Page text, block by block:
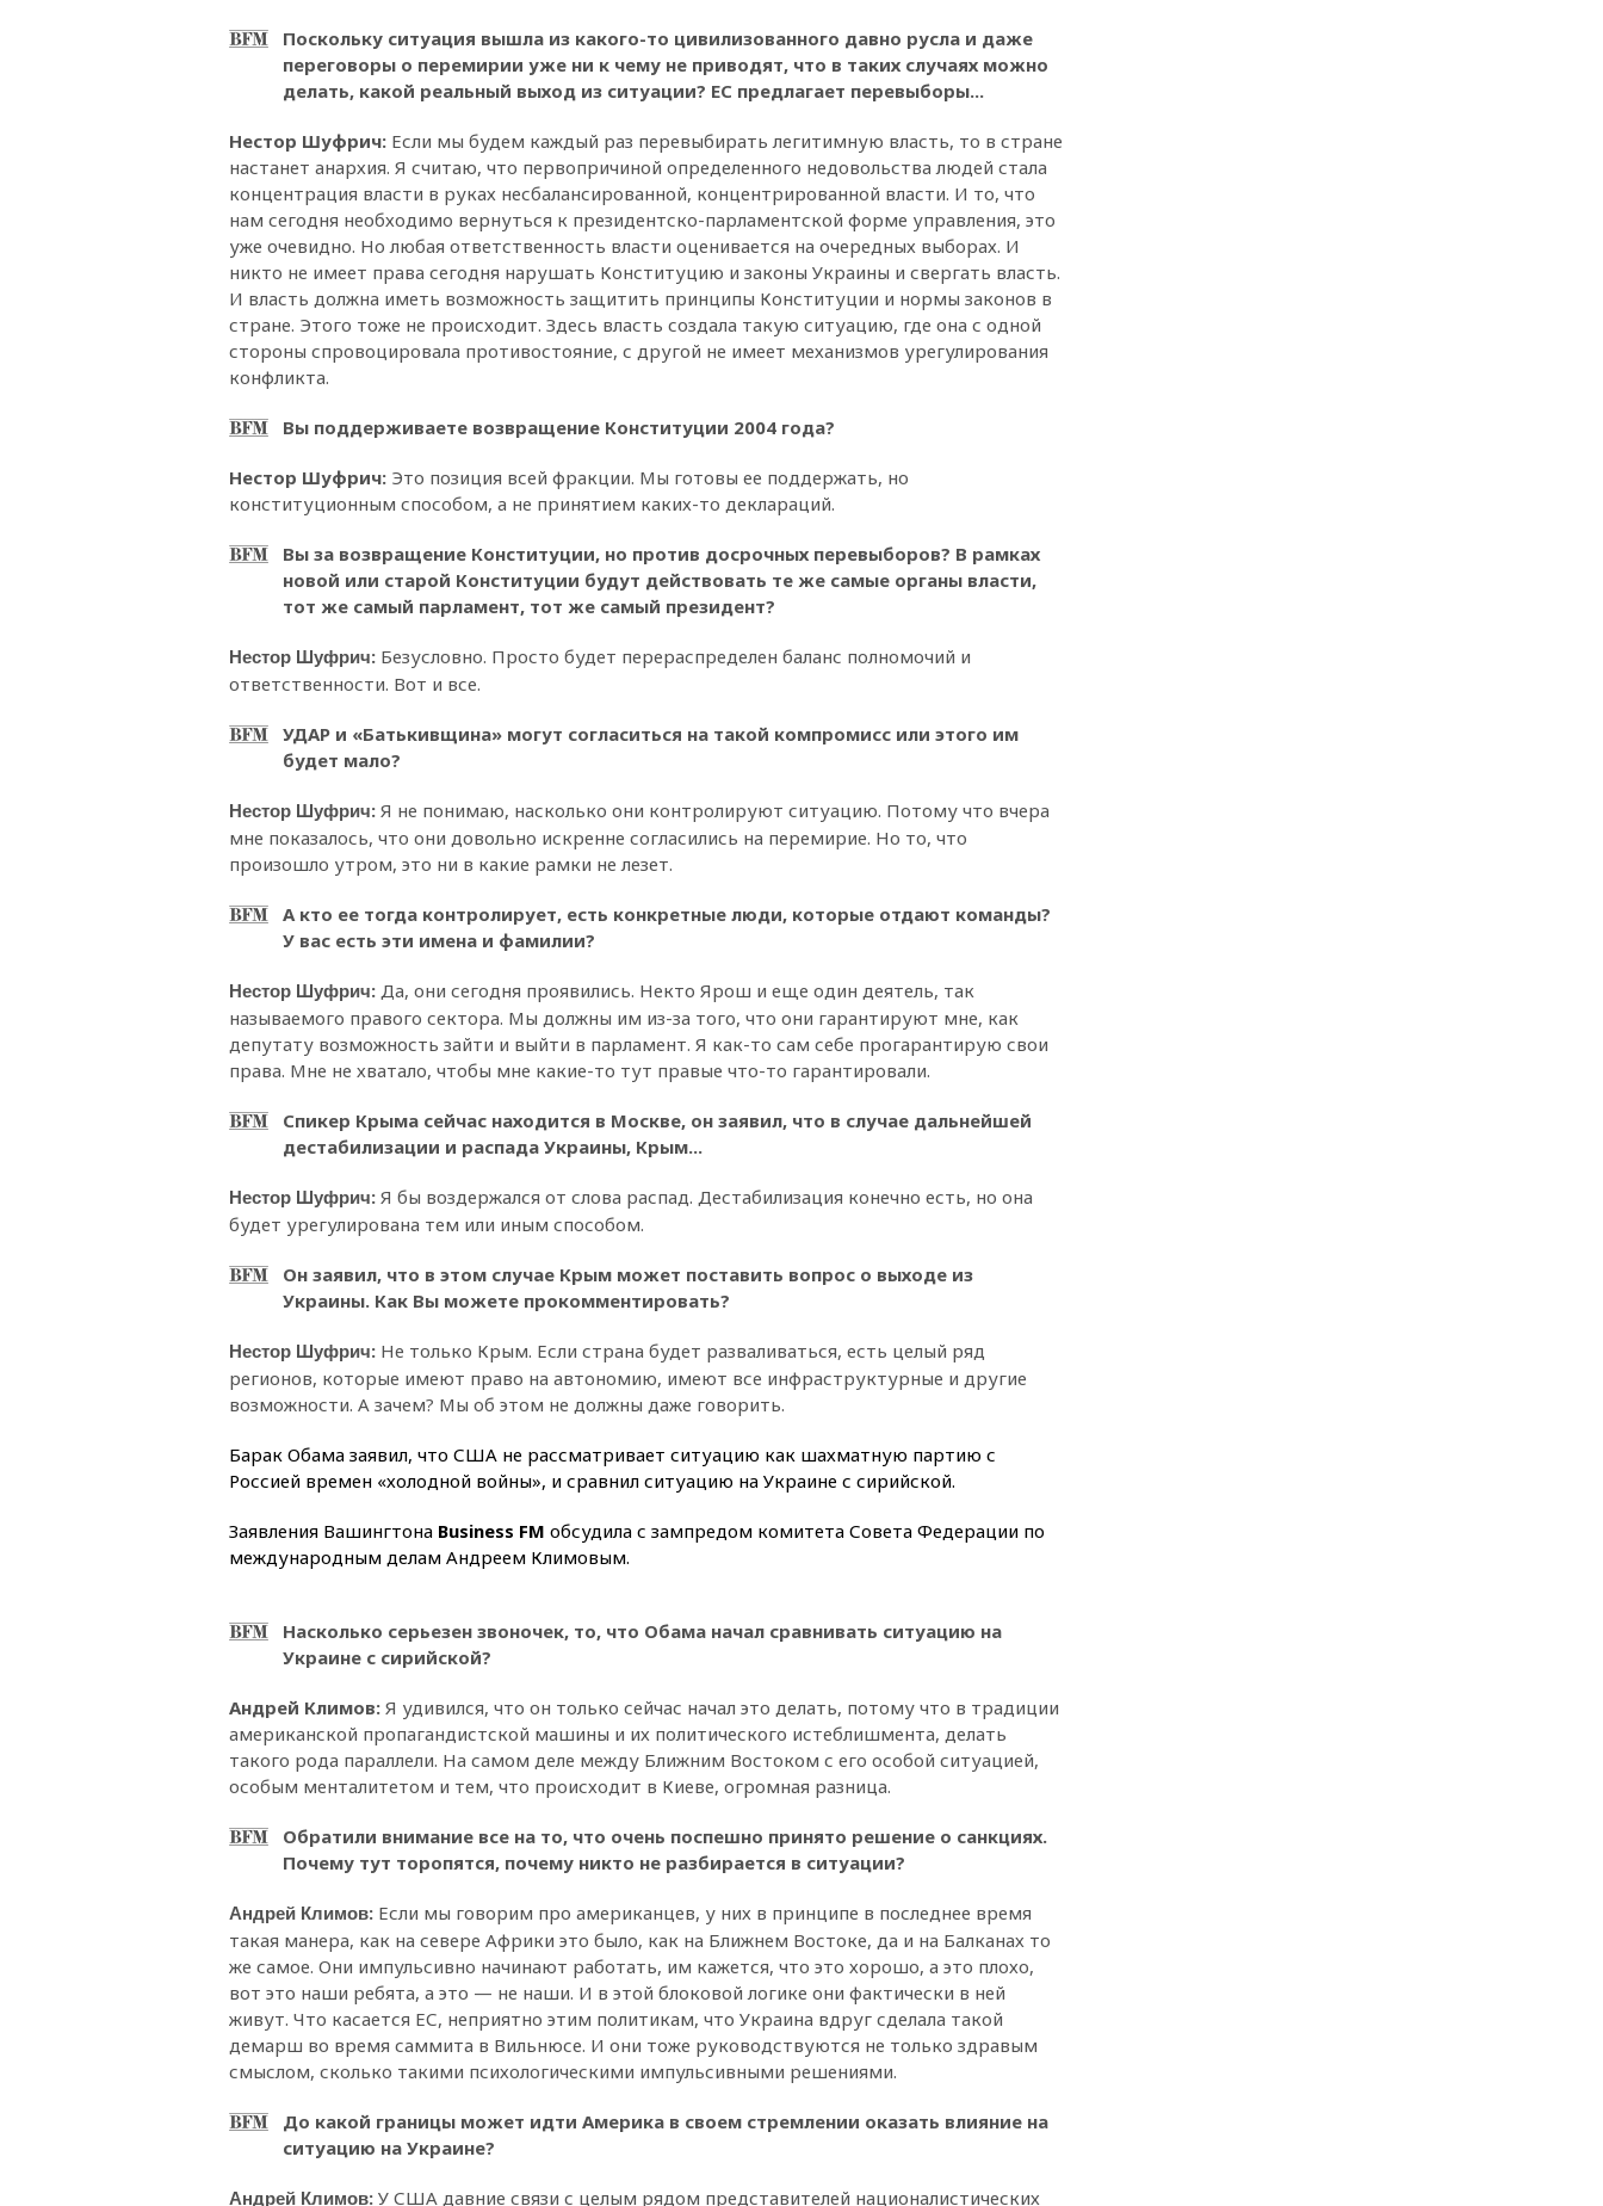
14:21АТОР сообщила о
в России
произошел в рунете
14:14«Ведомости»: Озон банк
не пострадает от британских
санкций
13:58Медведев назвал
Японию вассалом США
13:45В Петербурге достроили
новый тоннель зеленой ветки
метро
сообщения
13:29 Восемь человек
пострадали при наезде
автомобиля на толпу в Омске
13:19WP: Трамп определился
со своим преемником
ребенка в Раменском
пострадали пять человек
отмыванием денег, достигло
рекордного показателя
ребенок погибли при падении
изменятся билеты на
общественный транспорт
12:15 Иран и Оман
согласовали главные пункты
Ормузского пролива
разведданными с Украиной
России
резервуары НПЗ
11:19 МИД России ответил на
бомбардировки
Оверчук заявил о
России и Армении на две
сохранить пост
пяти популярных сетей
фастфуда
СКР рассматривает три
основные версии
10:18В Приморье задержаны
подростки, планировавшие
09:59The Spectator:
отсутствие ракет для Patriot у
Украины приведет к
поражению Киева
09:54 МВД Германии:
инцидент с дроном в
аэропорту Лейпцига —
Поскольку ситуация вышла из какого-то цивилизованного давно русла и даже
переговоры о перемирии уже ни к чему не приводят, что в таких случаях можно
делать, какой реальный выход из ситуации? ЕС предлагает перевыборы...
Нестор Шуфрич: Если мы будем каждый раз перевыбирать легитимную власть, то в стране
настанет анархия. Я считаю, что первопричиной определенного недовольства людей стала
концентрация власти в руках несбалансированной, концентрированной власти. И то, что
нам сегодня необходимо вернуться к президентско-парламентской форме управления, это
уже очевидно. Но любая ответственность власти оценивается на очередных выборах. И
никто не имеет права сегодня нарушать Конституцию и законы Украины и свергать власть.
И власть должна иметь возможность защитить принципы Конституции и нормы законов в
стране. Этого тоже не происходит. Здесь власть создала такую ситуацию, где она с одной
стороны спровоцировала противостояние, с другой не имеет механизмов урегулирования
конфликта.
Вы поддерживаете возвращение Конституции 2004 года?
Нестор Шуфрич: Это позиция всей фракции. Мы готовы ее поддержать, но
конституционным способом, а не принятием каких-то деклараций.
Вы за возвращение Конституции, но против досрочных перевыборов? В рамках
новой или старой Конституции будут действовать те же самые органы власти,
тот же самый парламент, тот же самый президент?
Нестор Шуфрич: Безусловно. Просто будет перераспределен баланс полномочий и
ответственности. Вот и все.
УДАР и «Батькивщина» могут согласиться на такой компромисс или этого им
будет мало?
Нестор Шуфрич: Я не понимаю, насколько они контролируют ситуацию. Потому что вчера
мне показалось, что они довольно искренне согласились на перемирие. Но то, что
произошло утром, это ни в какие рамки не лезет.
А кто ее тогда контролирует, есть конкретные люди, которые отдают команды?
У вас есть эти имена и фамилии?
Нестор Шуфрич: Да, они сегодня проявились. Некто Ярош и еще один деятель, так
называемого правого сектора. Мы должны им из-за того, что они гарантируют мне, как
депутату возможность зайти и выйти в парламент. Я как-то сам себе прогарантирую свои
права. Мне не хватало, чтобы мне какие-то тут правые что-то гарантировали.
Спикер Крыма сейчас находится в Москве, он заявил, что в случае дальнейшей
дестабилизации и распада Украины, Крым...
Нестор Шуфрич: Я бы воздержался от слова распад. Дестабилизация конечно есть, но она
будет урегулирована тем или иным способом.
Он заявил, что в этом случае Крым может поставить вопрос о выходе из
Украины. Как Вы можете прокомментировать?
Нестор Шуфрич: Не только Крым. Если страна будет разваливаться, есть целый ряд
регионов, которые имеют право на автономию, имеют все инфраструктурные и другие
возможности. А зачем? Мы об этом не должны даже говорить.
Барак Обама заявил, что США не рассматривает ситуацию как шахматную партию с
Россией времен «холодной войны», и сравнил ситуацию на Украине с сирийской.
Заявления Вашингтона Business FM обсудила с зампредом комитета Совета Федерации по
международным делам Андреем Климовым.
Насколько серьезен звоночек, то, что Обама начал сравнивать ситуацию на
Украине с сирийской?
Андрей Климов: Я удивился, что он только сейчас начал это делать, потому что в традиции
американской пропагандистской машины и их политического истеблишмента, делать
такого рода параллели. На самом деле между Ближним Востоком с его особой ситуацией,
особым менталитетом и тем, что происходит в Киеве, огромная разница.
Обратили внимание все на то, что очень поспешно принято решение о санкциях.
Почему тут торопятся, почему никто не разбирается в ситуации?
Андрей Климов: Если мы говорим про американцев, у них в принципе в последнее время
такая манера, как на севере Африки это было, как на Ближнем Востоке, да и на Балканах то
же самое. Они импульсивно начинают работать, им кажется, что это хорошо, а это плохо,
вот это наши ребята, а это — не наши. И в этой блоковой логике они фактически в ней
живут. Что касается ЕС, неприятно этим политикам, что Украина вдруг сделала такой
демарш во время саммита в Вильнюсе. И они тоже руководствуются не только здравым
смыслом, сколько такими психологическими импульсивными решениями.
До какой границы может идти Америка в своем стремлении оказать влияние на
ситуацию на Украине?
Андрей Климов: У США давние связи с целым рядом представителей националистических